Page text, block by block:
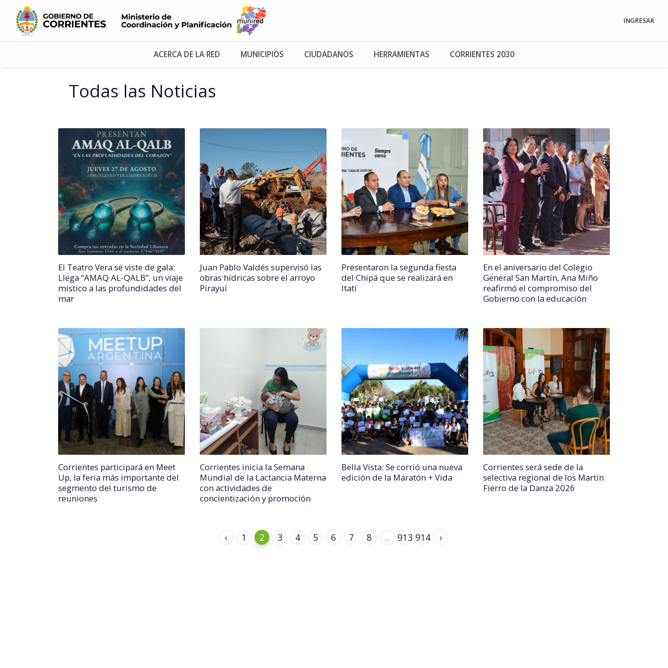
INGRESAR
ACERCA DE LA RED MUNICIPIOS CIUDADANOS HERRAMIENTAS CORRIENTES 2030
Todas las Noticias
El Teatro Vera se viste de gala:
Llega “AMAQ AL-QALB”, un viaje
místico a las profundidades del
mar
Juan Pablo Valdés supervisó las
obras hídricas sobre el arroyo
Pirayuí
Presentaron la segunda fiesta
del Chipá que se realizará en
Itatí
En el aniversario del Colegio
General San Martín, Ana Miño
reafirmó el compromiso del
Gobierno con la educación
Corrientes participará en Meet
Up, la feria más importante del
segmento del turismo de
reuniones
Corrientes inicia la Semana
Mundial de la Lactancia Materna
con actividades de
concientización y promoción
Bella Vista: Se corrió una nueva
edición de la Maratón + Vida
Corrientes será sede de la
selectiva regional de los Martín
Fierro de la Danza 2026
‹ 1 2 3 4 5 6 7 8 ... 913 914 ›